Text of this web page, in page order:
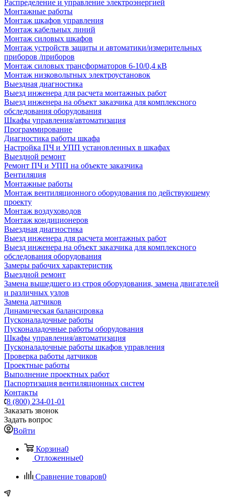
Распределение и управление электроэнергией
Монтажные работы
Монтаж шкафов управления
Монтаж кабельных линий
Монтаж силовых шкафов
Монтаж устройств защиты и автоматики/измерительных
приборов /приборов
Монтаж силовых трансформаторов 6-10/0,4 кВ
Монтаж низковольтных электроустановок
Выездная диагностика
Выезд инженера для расчета монтажных работ
Выезд инженера на объект заказчика для комплексного
обследования оборудования
Шкафы управления/автоматизация
Программирование
Диагностика работы шкафа
Настройка ПЧ и УПП установленных в шкафах
Выездной ремонт
Ремонт ПЧ и УПП на объекте заказчика
Вентиляция
Монтажные работы
Монтаж вентиляционного оборудования по действующему
проекту
Монтаж воздуховодов
Монтаж кондиционеров
Выездная диагностика
Выезд инженера для расчета монтажных работ
Выезд инженера на объект заказчика для комплексного
обследования оборудования
Замеры рабочих характеристик
Выездной ремонт
Замена вышедшего из строя оборудования, замена двигателей
и различных узлов
Замена датчиков
Динамическая балансировка
Пусконаладочные работы
Пусконаладочные работы оборудования
Шкафы управления/автоматизация
Пусконаладочные работы шкафов управления
Проверка работы датчиков
Проектные работы
Выполнение проектных работ
Паспортизация вентиляционных систем
Контакты
8 (800) 234-01-01
Заказать звонок
Задать вопрос
Войти
Корзина0
Отложенные0
Сравнение товаров0